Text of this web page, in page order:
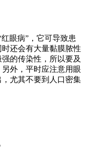
眼病”，它可导致患
还会有大量黏膜脓性
的传染性，所以要及
外，平时应注意用眼
尤其不要到人口密集